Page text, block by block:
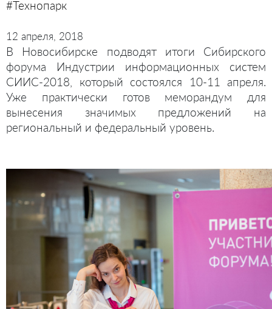
#Технопарк
12 апреля, 2018
В Новосибирске подводят итоги Сибирского
форума Индустрии информационных систем
СИИС-2018, который состоялся 10-11 апреля.
Уже практически готов меморандум для
вынесения значимых предложений на
региональный и федеральный уровень.